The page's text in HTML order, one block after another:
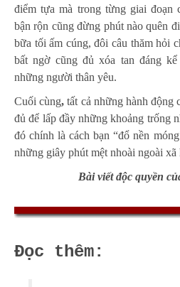
điểm tựa mà trong từng giai đoạn
bận rộn cũng đừng phút nào quên
bữa tối ấm cúng, đôi câu thăm hỏi
bất ngờ cũng đủ xóa tan đáng
những người thân yêu.
Cuối cùng,tất cả những hành động
đủ để lấp đầy những khoảng trống
đó chính là cách bạn “đổ nền
những giây phút mệt nhoài ngoài xã
Bài viết độc quyền
Đọc thêm: